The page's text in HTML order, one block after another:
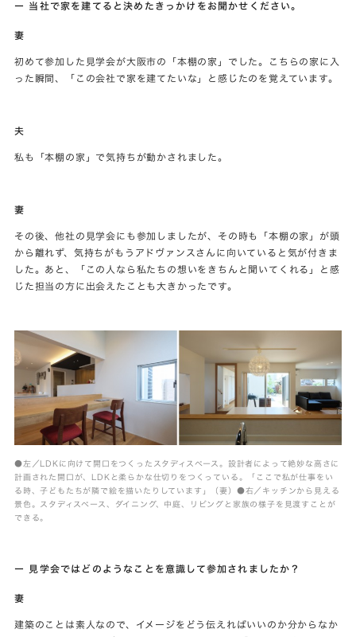
ー 当社で家を建てると決めたきっかけをお聞かせください。
妻
初めて参加した見学会が大阪市の「本棚の家」でした。こちらの家に入
った瞬間、「この会社で家を建てたいな」と感じたのを覚えています。
夫
私も「本棚の家」で気持ちが動かされました。
妻
その後、他社の見学会にも参加しましたが、その時も「本棚の家」が頭
から離れず、気持ちがもうアドヴァンスさんに向いていると気が付きま
した。あと、「この人なら私たちの想いをきちんと聞いてくれる」と感
じた担当の方に出会えたことも大きかったです。
●左／LDKに向けて開口をつくったスタディスペース。設計者によって絶妙な高さに
計画された開口が、LDKと柔らかな仕切りをつくっている。「ここで私が仕事をい
る時、子どもたちが隣で絵を描いたりしています」（妻）●右／キッチンから見える
景色。スタディスペース、ダイニング、中庭、リビングと家族の様子を見渡すことが
できる。
ー 見学会ではどのようなことを意識して参加されましたか？
妻
建築のことは素人なので、イメージをどう伝えればいいのか分からなか